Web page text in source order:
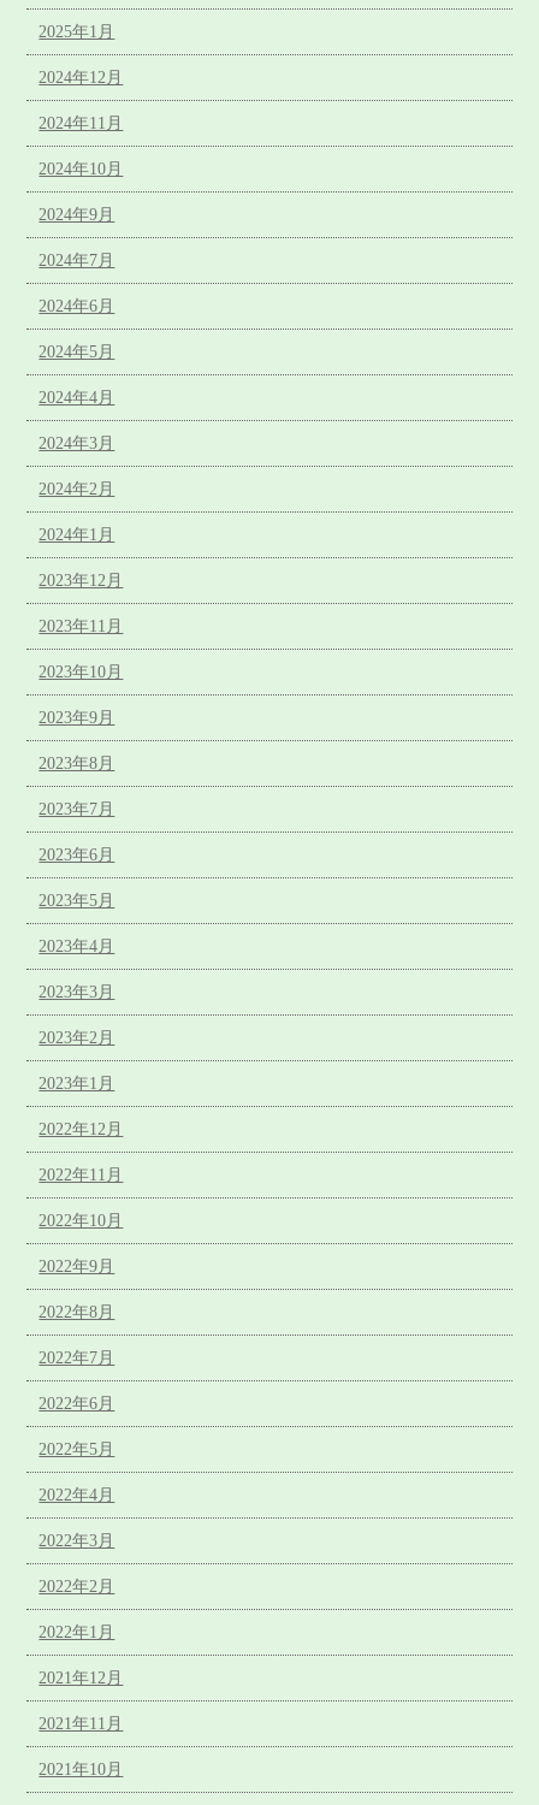
2025年1月
2024年12月
2024年11月
2024年10月
2024年9月
2024年7月
2024年6月
2024年5月
2024年4月
2024年3月
2024年2月
2024年1月
2023年12月
2023年11月
2023年10月
2023年9月
2023年8月
2023年7月
2023年6月
2023年5月
2023年4月
2023年3月
2023年2月
2023年1月
2022年12月
2022年11月
2022年10月
2022年9月
2022年8月
2022年7月
2022年6月
2022年5月
2022年4月
2022年3月
2022年2月
2022年1月
2021年12月
2021年11月
2021年10月